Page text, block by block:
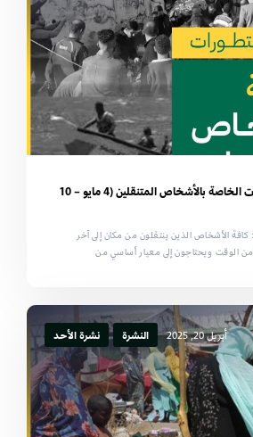
الأحداث والتطورات الخاصة بالأشخاص المتنقلين (4 مايو – 10
الأشخاص الذين ينتقلون من مكان إلى آخر
من الوقت ويحتاجون إلى معيار أساسي من
أبريل 20, 2025 النشرة نشرة الأحد